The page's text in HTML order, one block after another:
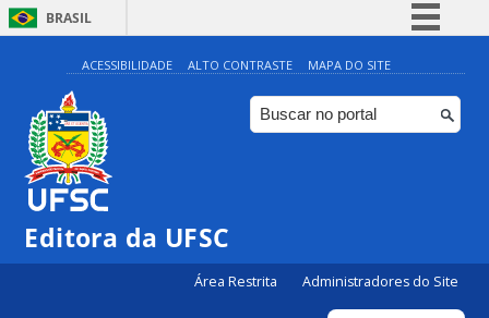
BRASIL
Simplifique!
Comunica BR
Participe
ACESSIBILIDADE ALTO CONTRASTE MAPA DO SITE
Editora da UFSC
Área Restrita Administradores do Site